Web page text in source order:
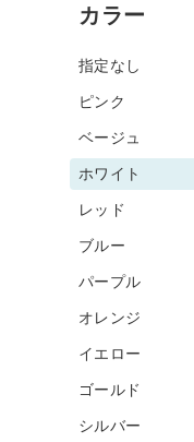
カラー
指定なし
ピンク
ベージュ
ホワイト
レッド
ブルー
パープル
オレンジ
イエロー
ゴールド
シルバー